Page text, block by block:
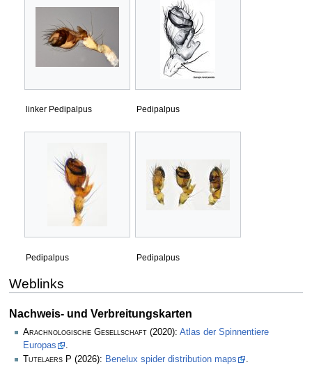
linker Pedipalpus Pedipalpus
Pedipalpus Pedipalpus
Weblinks
Nachweis- und Verbreitungskarten
Arachnologische Gesellschaft (2020): Atlas der Spinnentiere
Europas
Tutelaers P (2026): Benelux spider distribution maps
.